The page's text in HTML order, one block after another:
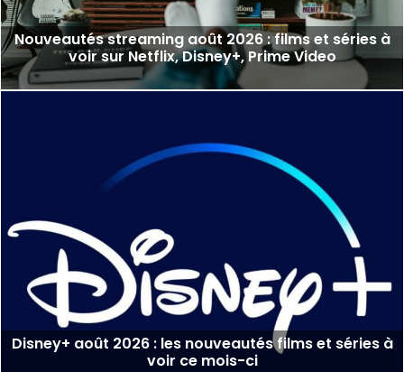
Nouveautés streaming août 2026 : films et séries à
voir sur Netflix, Disney+, Prime Video
Disney+ août 2026 : les nouveautés films et séries à
voir ce mois-ci